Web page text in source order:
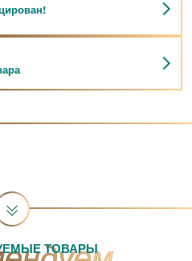
ТОВАРЫ